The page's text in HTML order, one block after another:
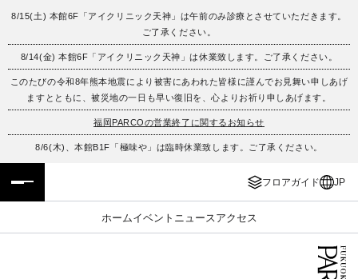
8/15(土) 本館6F「アイクリニック天神」は午前のみ診療とさせていただきます。
ご了承ください。
8/14(金) 本館6F「アイクリニック天神」は休業致します。ご了承ください。
このたびの令和8年熊本地震により被害にあわれた皆様に謹んでお見舞い申しあげ
ますとともに、被災地の一日も早い復旧を、心よりお祈り申しあげます。
福岡PARCOの営業終了に関するお知らせ
8/6(木)、本館B1F「極味や」は臨時休業致します。ご了承ください。
フロアガイド JP
ホームイベント ニュース アクセス
フロアガイド
施設案内・アクセス
イベント・ポップアップ
ニュース
レストラン・カフェ
ENGLISH
繁体字
한국어
ภาษาไทย